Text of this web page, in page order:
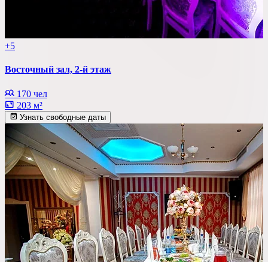
+5
Восточный зал, 2-й этаж
170 чел
203 м²
Узнать свободные даты